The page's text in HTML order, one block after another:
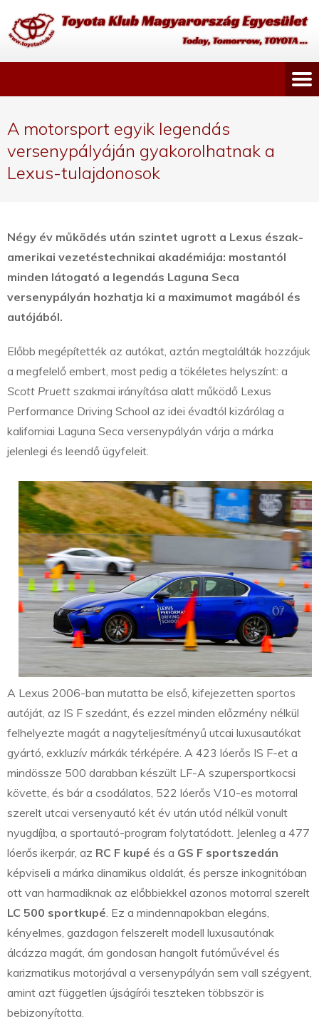
A motorsport egyik legendás
versenypályáján gyakorolhatnak a
Lexus-tulajdonosok
Négy év működés után szintet ugrott a Lexus észak-
amerikai vezetéstechnikai akadémiája: mostantól
minden látogató a legendás Laguna Seca
versenypályán hozhatja ki a maximumot magából és
autójából.
Előbb megépítették az autókat, aztán megtalálták hozzájuk
a megfelelő embert, most pedig a tökéletes helyszínt: a
Scott Pruett szakmai irányítása alatt működő Lexus
Performance Driving School az idei évadtól kizárólag a
kaliforniai Laguna Seca versenypályán várja a márka
jelenlegi és leendő ügyfeleit.
A Lexus 2006-ban mutatta be első, kifejezetten sportos
autóját, az IS F szedánt, és ezzel minden előzmény nélkül
felhelyezte magát a nagyteljesítményű utcai luxusautókat
gyártó, exkluzív márkák térképére. A 423 lóerős IS F-et a
mindössze 500 darabban készült LF-A szupersportkocsi
követte, és bár a csodálatos, 522 lóerős V10-es motorral
szerelt utcai versenyautó két év után utód nélkül vonult
nyugdíjba, a sportautó-program folytatódott. Jelenleg a 477
lóerős ikerpár, az RC F kupé és a GS F sportszedán
képviseli a márka dinamikus oldalát, és persze inkognitóban
ott van harmadiknak az előbbiekkel azonos motorral szerelt
LC 500 sportkupé. Ez a mindennapokban elegáns,
kényelmes, gazdagon felszerelt modell luxusautónak
álcázza magát, ám gondosan hangolt futóművével és
karizmatikus motorjával a versenypályán sem vall szégyent,
amint azt független újságírói teszteken többször is
bebizonyította.